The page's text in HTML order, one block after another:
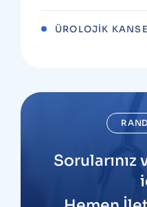
ÜROLOJIK